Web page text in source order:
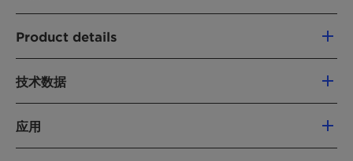
产品特性：
Product details
169107-21-5
产品功能
Nonionic emulsifier
技术数据
产品组：
应用